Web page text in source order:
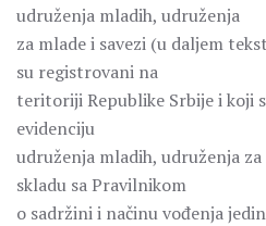
udruženja mladih, udruženja
za mlade i savezi (u daljem
su registrovani na
teritoriji Republike Srbije i koji
evidenciju
udruženja mladih, udruženja
skladu sa Pravilnikom
o sadržini i načinu vođenja